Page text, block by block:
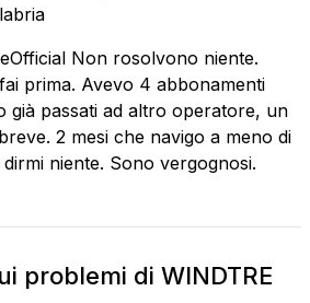
Non rosolvono niente.
prima. Avevo 4 abbonamenti
già passati ad altro operatore, un
2 mesi che navigo a meno di
niente. Sono vergognosi.
problemi di WINDTRE